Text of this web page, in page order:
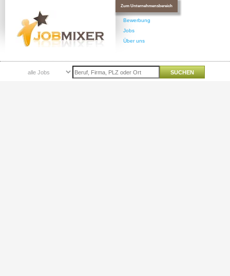
Zum Unternehmensbereich
Bewerbung
Jobs
Über uns